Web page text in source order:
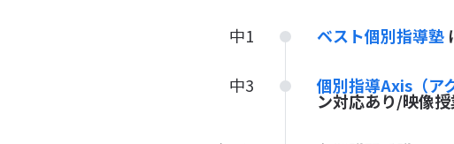
中1 ベスト個別指導塾
中3 個別指導Axis（ア
ン対応あり/映像